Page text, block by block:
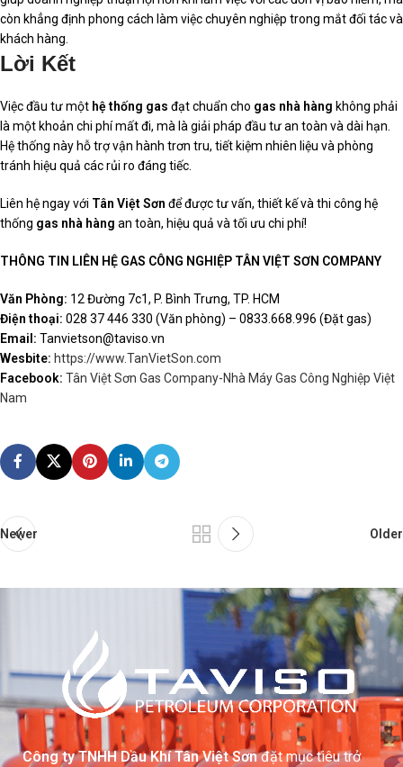
còn khẳng định phong cách làm việc chuyên nghiệp trong mắt đối tác và
khách hàng.
Lời Kết
Việc đầu tư một hệ thống gas đạt chuẩn cho gas nhà hàng không phải
là một khoản chi phí mất đi, mà là giải pháp đầu tư an toàn và dài hạn.
Hệ thống này hỗ trợ vận hành trơn tru, tiết kiệm nhiên liệu và phòng
tránh hiệu quả các rủi ro đáng tiếc.
Liên hệ ngay với Tân Việt Sơn để được tư vấn, thiết kế và thi công hệ
thống gas nhà hàng an toàn, hiệu quả và tối ưu chi phí!
THÔNG TIN LIÊN HỆ GAS CÔNG NGHIỆP TÂN VIỆT SƠN COMPANY
Văn Phòng: 12 Đường 7c1, P. Bình Trưng, TP. HCM
Điện thoại: 028 37 446 330 (Văn phòng) – 0833.668.996 (Đặt gas)
Email: Tanvietson@taviso.vn
Wesbite: https://www.TanVietSon.com
Facebook: Tân Việt Sơn Gas Company-Nhà Máy Gas Công Nghiệp Việt
Nam
Newer Older
Công ty TNHH Dầu Khí Tân Việt Sơnđặt mục tiêu trở